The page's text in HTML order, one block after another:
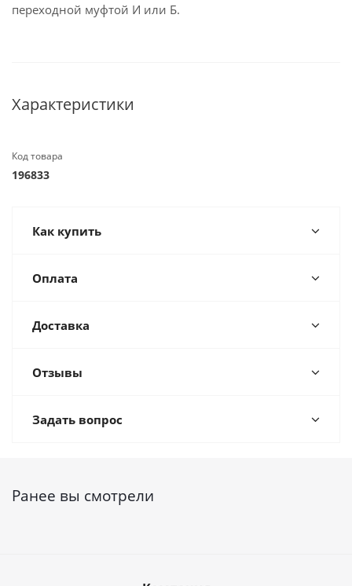
переходной муфтой И или Б.
Характеристики
Код товара
196833
Как купить
Оплата
Доставка
Отзывы
Задать вопрос
Ранее вы смотрели